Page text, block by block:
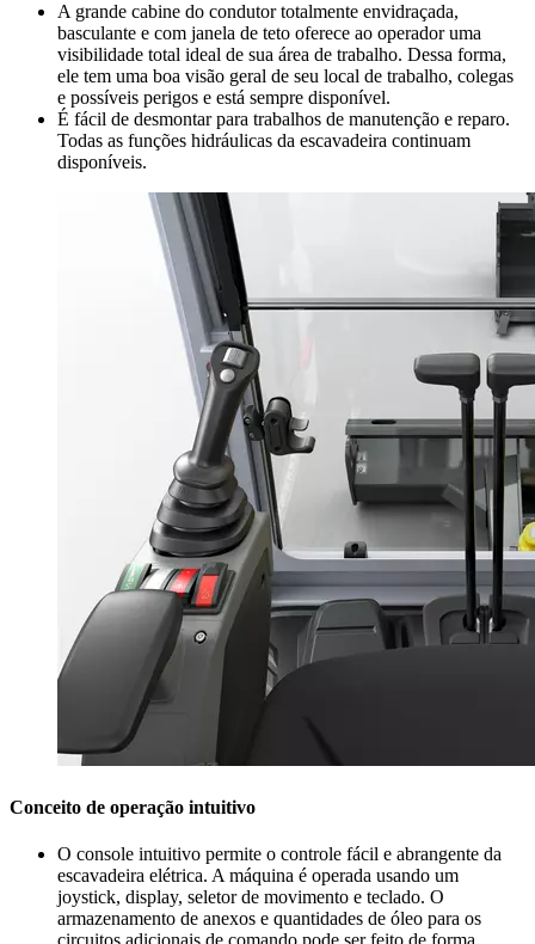
A grande cabine do condutor totalmente envidraçada,
basculante e com janela de teto oferece ao operador uma
visibilidade total ideal de sua área de trabalho. Dessa forma,
ele tem uma boa visão geral de seu local de trabalho, colegas
e possíveis perigos e está sempre disponível.
É fácil de desmontar para trabalhos de manutenção e reparo.
Todas as funções hidráulicas da escavadeira continuam
disponíveis.
Conceito de operação intuitivo
O console intuitivo permite o controle fácil e abrangente da
escavadeira elétrica. A máquina é operada usando um
joystick, display, seletor de movimento e teclado. O
armazenamento de anexos e quantidades de óleo para os
circuitos adicionais de comando pode ser feito de forma